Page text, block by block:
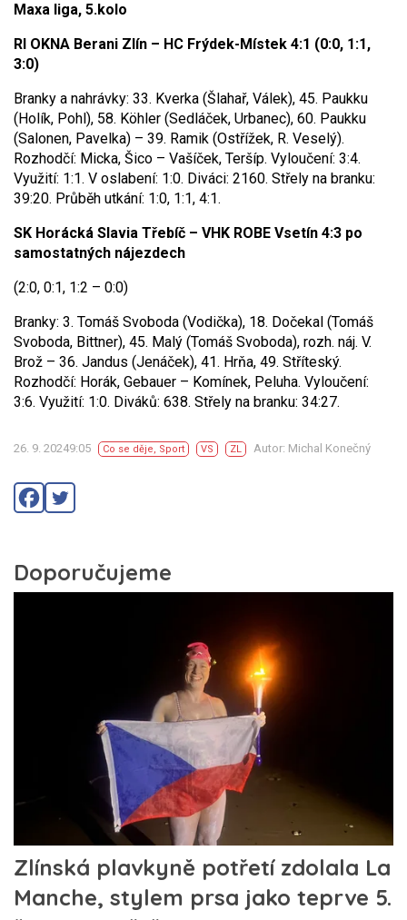
Maxa liga, 5.kolo
RI OKNA Berani Zlín – HC Frýdek-Místek 4:1 (0:0, 1:1,
3:0)
Branky a nahrávky: 33. Kverka (Šlahař, Válek), 45. Paukku
(Holík, Pohl), 58. Köhler (Sedláček, Urbanec), 60. Paukku
(Salonen, Pavelka) – 39. Ramik (Ostřížek, R. Veselý).
Rozhodčí: Micka, Šico – Vašíček, Teršíp. Vyloučení: 3:4.
Využití: 1:1. V oslabení: 1:0. Diváci: 2160. Střely na branku:
39:20. Průběh utkání: 1:0, 1:1, 4:1.
SK Horácká Slavia Třebíč – VHK ROBE Vsetín 4:3 po
samostatných nájezdech
(2:0, 0:1, 1:2 – 0:0)
Branky: 3. Tomáš Svoboda (Vodička), 18. Dočekal (Tomáš
Svoboda, Bittner), 45. Malý (Tomáš Svoboda), rozh. náj. V.
Brož – 36. Jandus (Jenáček), 41. Hrňa, 49. Stříteský.
Rozhodčí: Horák, Gebauer – Komínek, Peluha. Vyloučení:
3:6. Využití: 1:0. Diváků: 638. Střely na branku: 34:27.
26. 9. 20249:05 Co se děje, Sport VS ZL Autor: Michal Konečný